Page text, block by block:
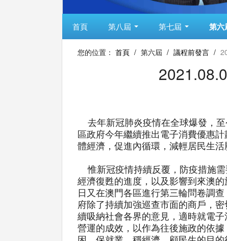
首頁 第八屆 第七屆 第六
您的位置： 首頁 / 第六屆 / 議程前發言 /
去年新冠肺炎疫情在全球爆發，
區政府今年繼續推出電子消費優惠
體經濟，促進內循環，減輕居民生
惟新冠疫情持續反覆，防疫措施
經濟復甦的進度，以及影響到來澳
日又在澳門各區進行第三輪問卷調
府除了持續加強巡查市面的商戶，
續吸納社會各界的意見，適時就電
營運的成效，以作為往後施政的依